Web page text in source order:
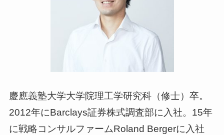
慶應義塾大学大学院理工学研究科（修士）卒。
2012年にBarclays証券株式調査部に入社。15年
に戦略コンサルファームRoland Bergerに入社